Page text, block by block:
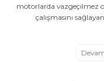
motorlarda vazgeçilmez
çalışmasını